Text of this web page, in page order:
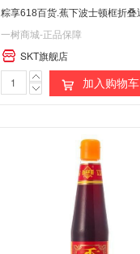
一树商城-正品保障
SKT旗舰店
加入购物车